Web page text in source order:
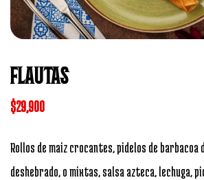
FLAUTAS
$29,900
Rollos de maiz crocantes, pidelos de barbacoa
deshebrado, o mixtas, salsa azteca, lechuga,